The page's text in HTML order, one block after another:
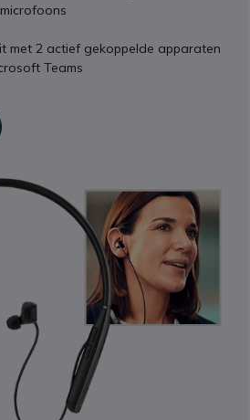
met 2 actief gekoppelde apparaten
Teams